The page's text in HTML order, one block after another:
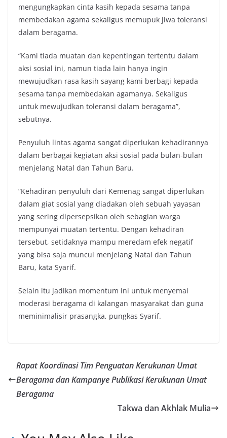
mengungkapkan cinta kasih kepada sesama tanpa
membedakan agama sekaligus memupuk jiwa toleransi
dalam beragama.
“Kami tiada muatan dan kepentingan tertentu dalam
aksi sosial ini, namun tiada lain hanya ingin
mewujudkan rasa kasih sayang kami berbagi kepada
sesama tanpa membedakan agamanya. Sekaligus
untuk mewujudkan toleransi dalam beragama”,
sebutnya.
Penyuluh lintas agama sangat diperlukan kehadirannya
dalam berbagai kegiatan aksi sosial pada bulan-bulan
menjelang Natal dan Tahun Baru.
“Kehadiran penyuluh dari Kemenag sangat diperlukan
dalam giat sosial yang diadakan oleh sebuah yayasan
yang sering dipersepsikan oleh sebagian warga
mempunyai muatan tertentu. Dengan kehadiran
tersebut, setidaknya mampu meredam efek negatif
yang bisa saja muncul menjelang Natal dan Tahun
Baru, kata Syarif.
Selain itu jadikan momentum ini untuk menyemai
moderasi beragama di kalangan masyarakat dan guna
meminimalisir prasangka, pungkas Syarif.
Rapat Koordinasi Tim Penguatan Kerukunan Umat
Beragama dan Kampanye Publikasi Kerukunan Umat
Beragama
Takwa dan Akhlak Mulia